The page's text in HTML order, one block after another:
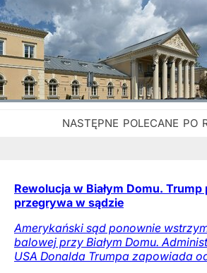
Rewolucja w Białym Domu. Trump
przegrywa w sądzie
Amerykański sąd ponownie
balowej przy Białym Domu.
USA Donalda Trumpa zapowiada